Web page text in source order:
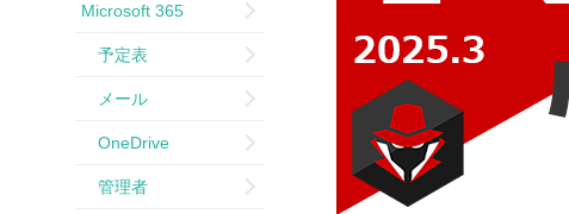
Microsoft 365
予定表
メール
OneDrive
管理者